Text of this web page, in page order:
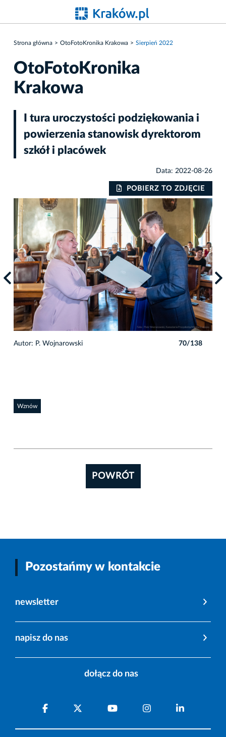
Strona główna OtoFotoKronika Krakowa Sierpień 2022
OtoFotoKronika
Krakowa
I tura uroczystości podziękowania i
powierzenia stanowisk dyrektorom
szkół i placówek
Data: 2022-08-26
POBIERZ TO ZDJĘCIE
Autor: P. Wojnarowski 70/138
Wznów
POWRÓT
Pozostańmy w kontakcie
newsletter
napisz do nas
dołącz do nas